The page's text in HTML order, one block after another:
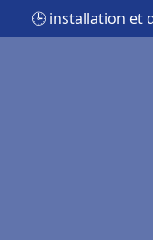
🕒 installation et